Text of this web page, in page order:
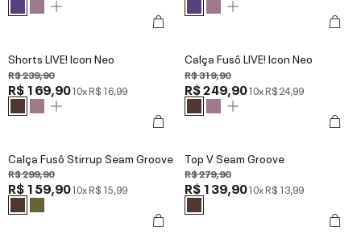
Shorts LIVE! Icon Neo
R$ 239,90
R$ 169,9010xR$ 16,99
Calça Fusô LIVE! Icon Neo
R$ 319,90
R$ 249,9010xR$ 24,99
Calça Fusô Stirrup Seam Groove
R$ 299,90
R$ 159,9010xR$ 15,99
Top V Seam Groove
R$ 279,90
R$ 139,9010xR$ 13,99